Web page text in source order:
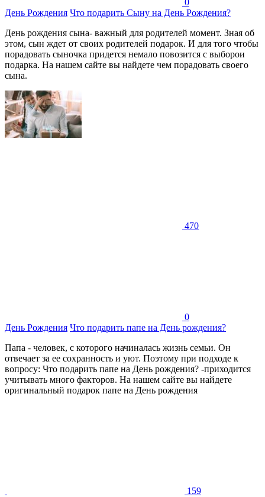
0
День Рождения Что подарить Сыну на День Рождения?
День рождения сына- важный для родителей момент. Зная об
этом, сын ждет от своих родителей подарок. И для того чтобы
порадовать сыночка придется немало повозится с выборои
подарка. На нашем сайте вы найдете чем порадовать своего
сына.
470
0
День Рождения Что подарить папе на День рождения?
Папа - человек, с которого начиналась жизнь семьи. Он
отвечает за ее сохранность и уют. Поэтому при подходе к
вопросу: Что подарить папе на День рождения? -приходится
учитывать много факторов. На нашем сайте вы найдете
оригинальный подарок папе на День рождения
159